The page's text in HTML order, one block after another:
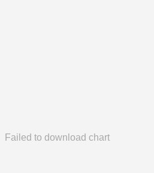
Failed to download chart